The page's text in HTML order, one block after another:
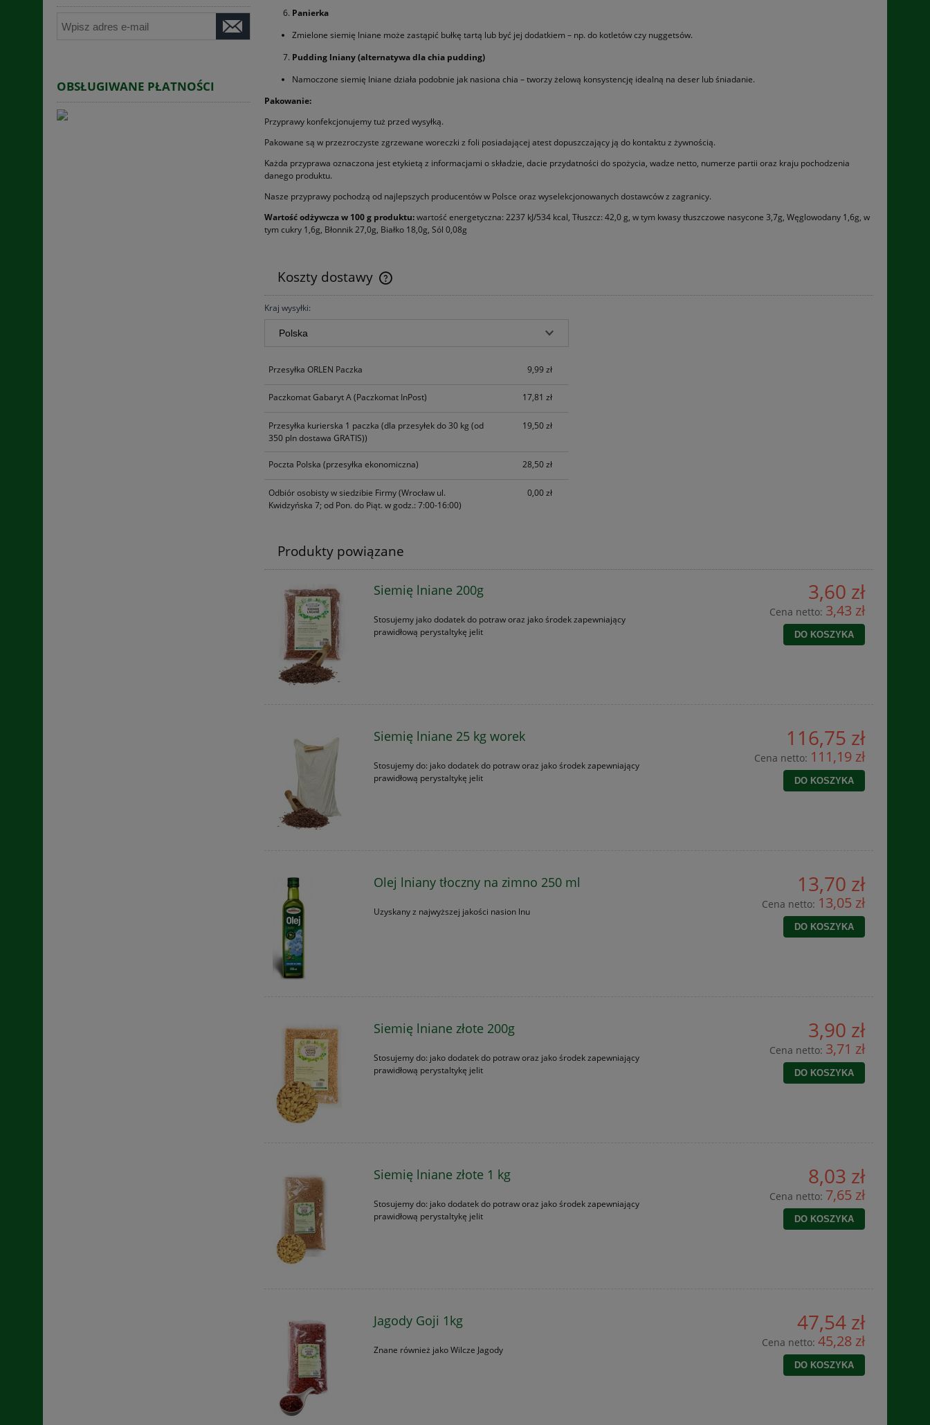
OBSŁUGIWANE PŁATNOŚCI
Panierka
Zmielone siemię lniane może zastąpić bułkę tartą lub być jej dodatkiem – np. do kotletów czy nuggetsów.
Pudding lniany (alternatywa dla chia pudding)
Namoczone siemię lniane działa podobnie jak nasiona chia – tworzy żelową konsystencję idealną na deser lub śniadanie.
Pakowanie:
Przyprawy konfekcjonujemy tuż przed wysyłką.
Pakowane są w przezroczyste zgrzewane woreczki z foli posiadającej atest dopuszczający ją do kontaktu z żywnością.
Każda przyprawa oznaczona jest etykietą z informacjami o składzie, dacie przydatności do spożycia, wadze netto, numerze partii oraz kraju pochodzenia
danego produktu.
Nasze przyprawy pochodzą od najlepszych producentów w Polsce oraz wyselekcjonowanych dostawców z zagranicy.
Wartość odżywcza w 100 g produktu:wartość energetyczna: 2237 kJ/534 kcal, Tłuszcz: 42,0 g, w tym kwasy tłuszczowe nasycone 3,7g, Węglowodany 1,6g, w
tym cukry 1,6g, Błonnik 27,0g, Białko 18,0g, Sól 0,08g
Koszty dostawy
Kraj wysyłki:
Przesyłka ORLEN Paczka 9,99 zł
Paczkomat Gabaryt A(Paczkomat InPost) 17,81 zł
Przesyłka kurierska 1 paczka (dla przesyłek do 30 kg (od
350 pln dostawa GRATIS))
19,50 zł
Poczta Polska (przesyłka ekonomiczna) 28,50 zł
Odbiór osobisty w siedzibie Firmy(Wrocław ul.
Kwidzyńska 7; od Pon. do Piąt. w godz.: 7:00-16:00)
0,00 zł
Produkty powiązane
Siemię lniane 200g
Stosujemy jako dodatek do potraw oraz jako środek zapewniający
prawidłową perystaltykę jelit
3,60 zł
Cena netto: 3,43 zł
DO KOSZYKA
Siemię lniane 25 kg worek
Stosujemy do: jako dodatek do potraw oraz jako środek zapewniający
prawidłową perystaltykę jelit
116,75 zł
Cena netto: 111,19 zł
DO KOSZYKA
Olej lniany tłoczny na zimno 250 ml
Uzyskany z najwyższej jakości nasion lnu
13,70 zł
Cena netto: 13,05 zł
DO KOSZYKA
Siemię lniane złote 200g
Stosujemy do: jako dodatek do potraw oraz jako środek zapewniający
prawidłową perystaltykę jelit
3,90 zł
Cena netto: 3,71 zł
DO KOSZYKA
Siemię lniane złote 1 kg
Stosujemy do: jako dodatek do potraw oraz jako środek zapewniający
prawidłową perystaltykę jelit
8,03 zł
Cena netto: 7,65 zł
DO KOSZYKA
Jagody Goji 1kg
Znane również jako Wilcze Jagody
47,54 zł
Cena netto: 45,28 zł
DO KOSZYKA